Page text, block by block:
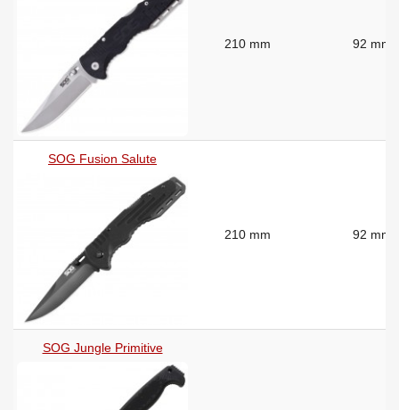
210 mm 92 mm
SOG Fusion Salute
210 mm 92 mm
SOG Jungle Primitive